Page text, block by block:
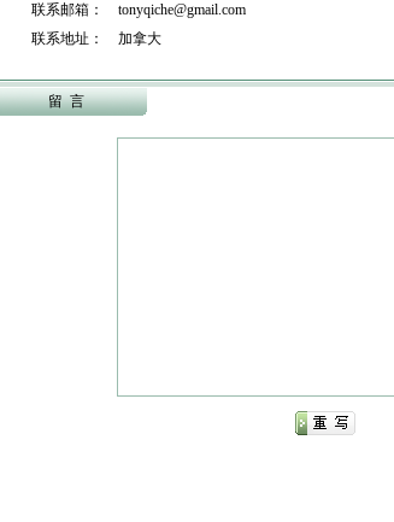
联系邮箱： tonyqiche@gmail.com
联系地址： 加拿大
留 言